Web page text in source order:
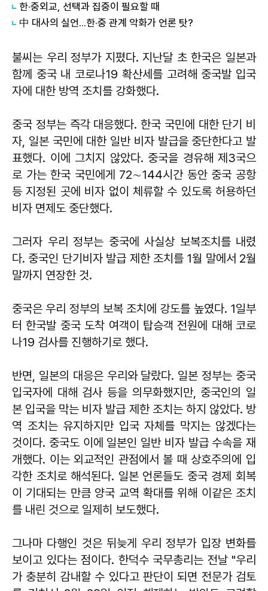
한·중외교, 선택과 집중이 필요할 때
中 대사의 실언...한·중 관계 악화가 언론 탓?
불씨는 우리 정부가 지폈다. 지난달 초 한국은 일본과
함께 중국 내 코로나19 확산세를 고려해 중국발 입국
자에 대한 방역 조치를 강화했다.
중국 정부는 즉각 대응했다. 한국 국민에 대한 단기 비
자, 일본 국민에 대한 일반 비자 발급을 중단한다고 발
표했다. 이에 그치지 않았다. 중국을 경유해 제3국으
로 가는 한국 국민에게 72∼144시간 동안 중국 공항
등 지정된 곳에 비자 없이 체류할 수 있도록 허용하던
비자 면제도 중단했다.
그러자 우리 정부는 중국에 사실상 보복조치를 내렸
다. 중국인 단기비자 발급 제한 조치를 1월 말에서 2월
말까지 연장한 것.
중국은 우리 정부의 보복 조치에 강도를 높였다. 1일부
터 한국발 중국 도착 여객이 탑승객 전원에 대해 코로
나19 검사를 진행하기로 했다.
반면, 일본의 대응은 우리와 달랐다. 일본 정부는 중국
입국자에 대해 검사 등을 의무화했지만, 중국인의 일
본 입국을 막는 비자 발급 제한 조치는 하지 않았다. 방
역 조치는 유지하지만 입국 자체를 막지는 않겠다는
것이다. 중국도 이에 일본인 일반 비자 발급 수속을 재
개했다. 이는 외교적인 관점에서 볼 때 상호주의에 입
각한 조치로 해석된다. 일본 언론들도 중국 경제 회복
이 기대되는 만큼 양국 교역 확대를 위해 이같은 조치
를 내린 것으로 일제히 보도했다.
그나마 다행인 것은 뒤늦게 우리 정부가 입장 변화를
보이고 있다는 점이다. 한덕수 국무총리는 전날 "우리
가 충분히 감내할 수 있다고 판단이 되면 전문가 검토